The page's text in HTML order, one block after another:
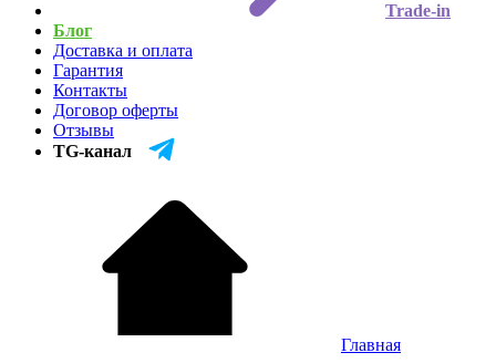
Trade-in
Блог
Доставка и оплата
Гарантия
Контакты
Договор оферты
Отзывы
TG-канал
Главная